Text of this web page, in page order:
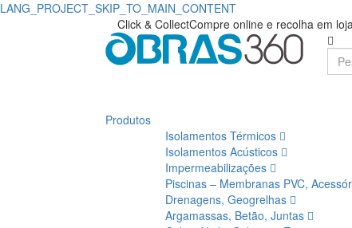
LANG_PROJECT_SKIP_TO_MAIN_CONTENT
Obras360
Click & CollectCompre online e recolha em
Produtos
Isolamentos Térmicos
Isolamentos Acústicos
Impermeabilizações
Piscinas – Membranas PVC,
Drenagens, Geogrelhas
Argamassas, Betão, Juntas